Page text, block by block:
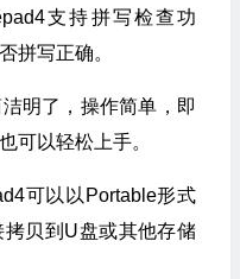
支持拼写检查功
拼写正确。
明了，操作简单，即
可以轻松上手。
可以以Portable形式
贝到U盘或其他存储